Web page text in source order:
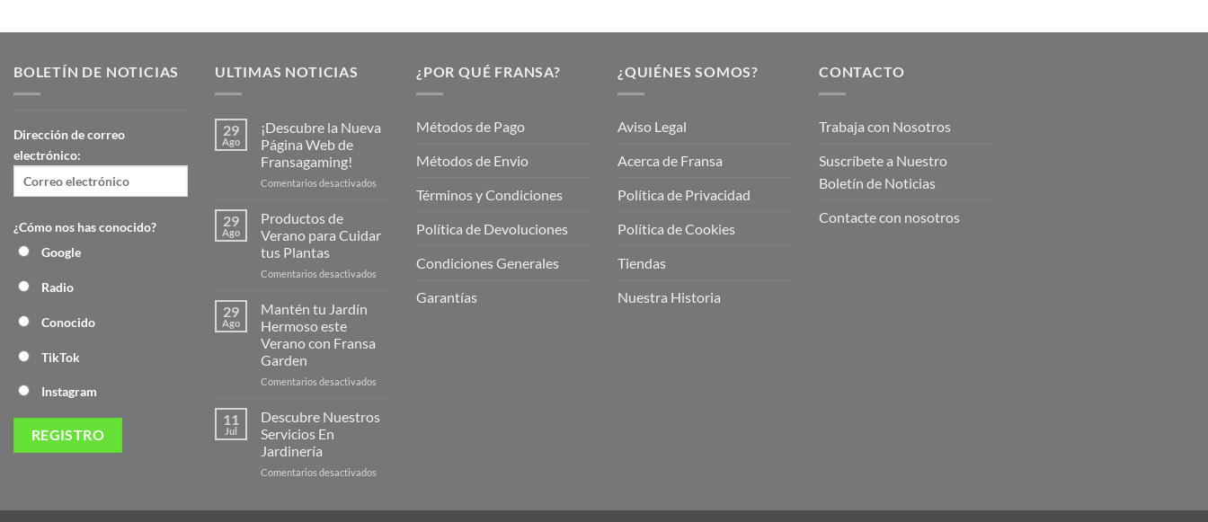
BOLETÍN DE NOTICIAS
Dirección de correo
electrónico:
¿Cómo nos has conocido?
Google
Radio
Conocido
TikTok
Instagram
ULTIMAS NOTICIAS
29
Ago
¡Descubre la Nueva
Página Web de
Fransagaming!
Comentarios desactivados
Página
29
Ago
Productos de
Verano para Cuidar
tus Plantas
Comentarios desactivados
29
Ago
Mantén tu Jardín
Hermoso este
Verano con Fransa
Garden
Comentarios desactivados
Jardín
11
Jul
Descubre Nuestros
Servicios En
Jardinería
Comentarios desactivados
¿POR QUÉ FRANSA?
Métodos de Pago
Métodos de Envio
Términos y Condiciones
Política de Devoluciones
Condiciones Generales
Garantías
¿QUIÉNES SOMOS?
Aviso Legal
Acerca de Fransa
Política de Privacidad
Política de Cookies
Tiendas
Nuestra Historia
CONTACTO
Trabaja con Nosotros
Suscríbete a Nuestro
Boletín de Noticias
Contacte con nosotros